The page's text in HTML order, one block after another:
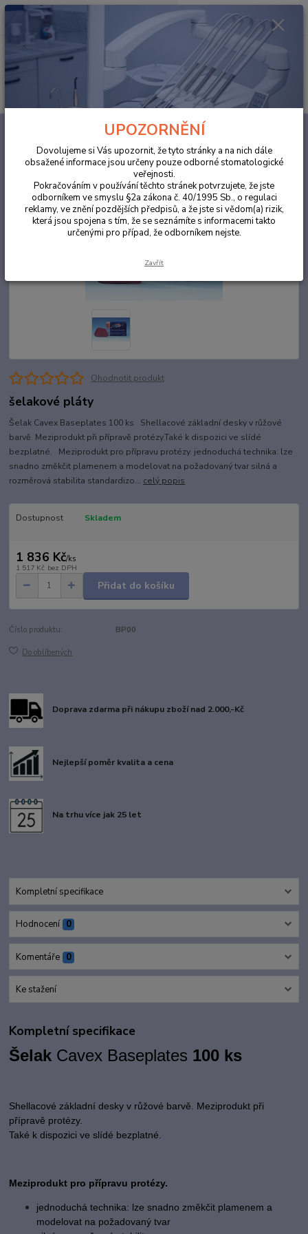
Hledat
za 0,00 Kč
Šelak Cavex Baseplates 100 ks dolní
Šelak Cavex Baseplates 100 ks
dolní
Ohodnotit produkt
šelakové pláty
Šelak Cavex Baseplates 100 ks Shellacové základní desky v růžové
barvě. Meziprodukt při přípravě protézy.Také k dispozici ve slídé
bezplatné. Meziprodukt pro přípravu protézy. jednoduchá technika: lze
snadno změkčit plamenem a modelovat na požadovaný tvar silná a
rozměrová stabilita standardizo... celý popis
Dostupnost Skladem
1 836 Kč/ks
1 517 Kč bez DPH
Přidat do košíku
Číslo produktu: BP00
Do oblíbených
Doprava zdarma při nákupu zboží nad 2.000,-Kč
Nejlepší poměr kvalita a cena
Na trhu více jak 25 let
Kompletní specifikace
Hodnocení 0
Komentáře 0
Ke stažení
Kompletní specifikace
Šelak Cavex Baseplates 100 ks
Shellacové základní desky v růžové barvě. Meziprodukt při
přípravě protézy.
Také k dispozici ve slídé bezplatné.
Meziprodukt pro přípravu protézy.
jednoduchá technika: lze snadno změkčit plamenem a
modelovat na požadovaný tvar
UPOZORNĚNÍ
Dovolujeme si Vás upozornit, že tyto stránky a na nich dále
obsažené informace jsou určeny pouze odborné stomatologické
veřejnosti.
Pokračováním v používání těchto stránek potvrzujete, že jste
odborníkem ve smyslu §2a zákona č. 40/1995 Sb., o regulaci
reklamy, ve znění pozdějších předpisů, a že jste si vědom(a) rizik,
která jsou spojena s tím, že se seznámíte s informacemi takto
určenými pro případ, že odborníkem nejste.
Zavřít